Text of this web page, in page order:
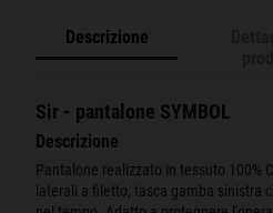
Descrizione
Sir - pantalone SYMBOL
Descrizione
Pantalone realizzato in tessuto 100%
laterali a filetto, tasca gamba sinistra